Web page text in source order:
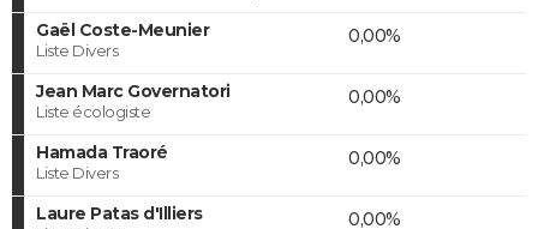
Gaël Coste-Meunier
Liste Divers
0,00%
Jean Marc Governatori
Liste écologiste
0,00%
Hamada Traoré
Liste Divers
0,00%
Laure Patas d'Illiers 0,00%